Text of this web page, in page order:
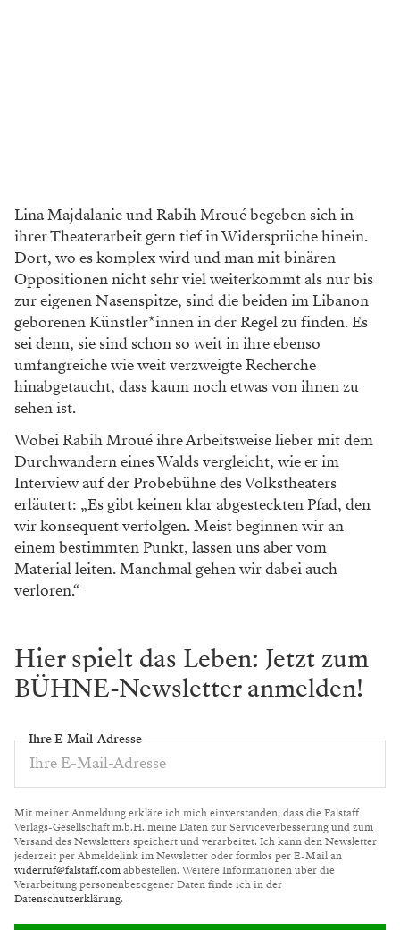
Lina Majdalanie und Rabih Mroué begeben sich in
ihrer Theaterarbeit gern tief in Widersprüche hinein.
Dort, wo es komplex wird und man mit binären
Oppositionen nicht sehr viel weiterkommt als nur bis
zur eigenen Nasenspitze, sind die beiden im Libanon
geborenen Künstler*innen in der Regel zu finden. Es
sei denn, sie sind schon so weit in ihre ebenso
umfangreichewie weit verzweigte Recherche
hinabgetaucht, dass kaum noch etwas von ihnen zu
sehen ist.
Wobei Rabih Mroué ihre Arbeitsweise liebermit dem
Durchwandern eines Walds vergleicht, wie er im
Interview auf der Probebühne desVolkstheaters
erläutert: „Es gibt keinen klarabgesteckten Pfad, den
wir konsequent verfolgen. Meist beginnen wir an
einem bestimmtenPunkt, lassen uns aber vom
Material leiten.Manchmal gehen wir dabei auch
verloren.“
Hier spielt das Leben: Jetzt zum
BÜHNE-Newsletter anmelden!
Ihre E-Mail-Adresse
Mit meiner Anmeldung erkläre ich mich einverstanden, dass die Falstaff
Verlags-Gesellschaft m.b.H. meine Daten zur Serviceverbesserung und zum
Versand des Newsletters speichert und verarbeitet. Ich kann den Newsletter
jederzeit per Abmeldelink im Newsletter oder formlos per E-Mail an
widerruf@falstaff.comabbestellen. Weitere Informationen über die
Verarbeitung personenbezogener Daten finde ich in der
Datenschutzerklärung.